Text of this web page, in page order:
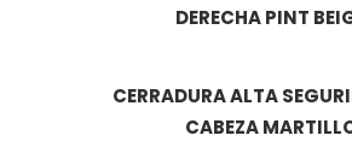
DERECHA PINT
CERRADURA ALTA
CABEZA